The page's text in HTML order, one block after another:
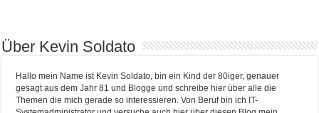
Über Kevin Soldato
Hallo mein Name ist Kevin Soldato, bin ein Kind der 80iger, genauer
gesagt aus dem Jahr 81 und Blogge und schreibe hier über alle die
Themen die mich gerade so interessieren. Von Beruf bin ich IT-